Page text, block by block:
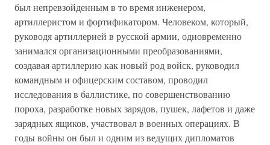
был непревзойденным в то время инженером,
артиллеристом и фортификатором. Человеком, который,
руководя артиллерией в русской армии, одновременно
занимался организационными преобразованиями,
создавая артиллерию как новый род войск, руководил
командным и офицерским составом, проводил
исследования в баллистике, по совершенствованию
пороха, разработке новых зарядов, пушек, лафетов и даже
зарядных ящиков, участвовал в военных операциях. В
годы войны он был и одним из ведущих дипломатов